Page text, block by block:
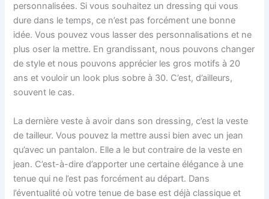
personnalisées. Si vous souhaitez un dressing qui vous
dure dans le temps, ce n’est pas forcément une bonne
idée. Vous pouvez vous lasser des personnalisations et ne
plus oser la mettre. En grandissant, nous pouvons changer
de style et nous pouvons apprécier les gros motifs à 20
ans et vouloir un look plus sobre à 30. C’est, d’ailleurs,
souvent le cas.
La dernière veste à avoir dans son dressing, c’est la veste
de tailleur. Vous pouvez la mettre aussi bien avec un jean
qu’avec un pantalon. Elle a le but contraire de la veste en
jean. C’est-à-dire d’apporter une certaine élégance à une
tenue qui ne l’est pas forcément au départ. Dans
l’éventualité où votre tenue de base est déjà classique et